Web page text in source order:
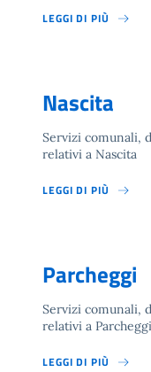
LEGGI DI PIÙ
Nascita
Servizi comunali,
relativi a Nascita
LEGGI DI PIÙ
Parcheggi
Servizi comunali,
relativi a Parcheggi
LEGGI DI PIÙ